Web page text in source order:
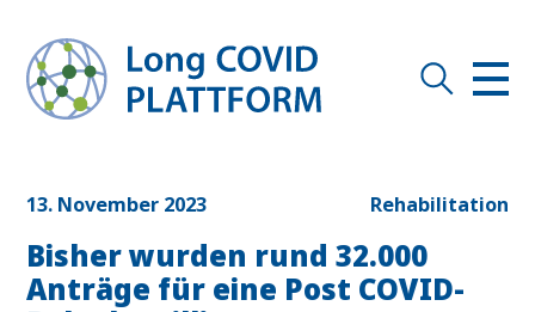
13. November 2023 Rehabilitation
Bisher wurden rund 32.000
Anträge für eine Post COVID-